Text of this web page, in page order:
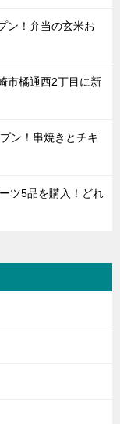
ン！弁当の玄米お
市橘通西2丁目に新
ン！串焼きとチキ
ツ5品を購入！どれ